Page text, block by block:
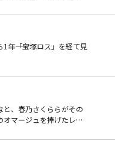
年――「宝塚ロス」を経て見
と、春乃さくららがその
オマージュを捧げたレビ
組・東京特別公演・千